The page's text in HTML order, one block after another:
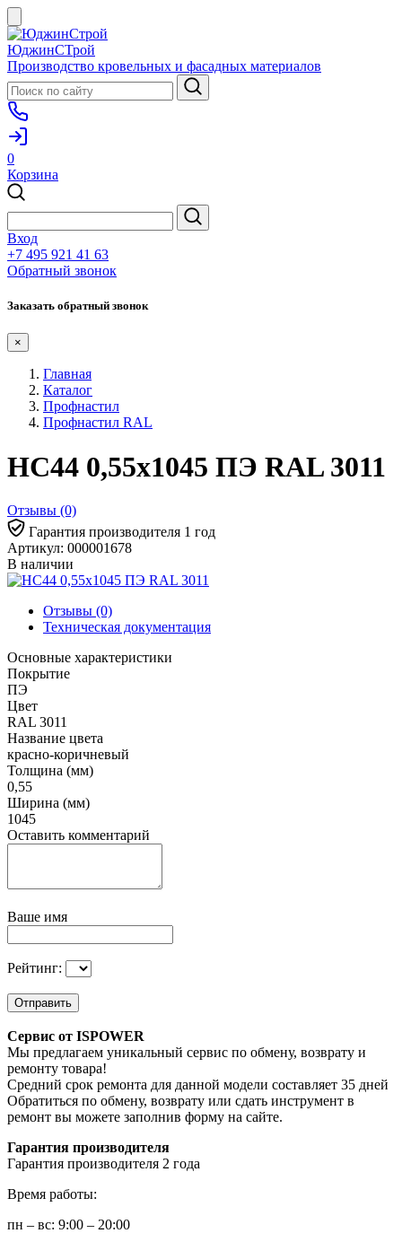
ЮджинСТрой
Производство кровельных и фасадных материалов
0
Корзина
Вход
+7 495 921 41 63
Обратный звонок
Заказать обратный звонок
×
Главная
Каталог
Профнастил
Профнастил RAL
НС44 0,55x1045 ПЭ RAL 3011
Отзывы (0)
Гарантия производителя 1 год
Артикул: 000001678
В наличии
Отзывы (0)
Техническая документация
Основные характеристики
Покрытие
ПЭ
Цвет
RAL 3011
Название цвета
красно-коричневый
Толщина (мм)
0,55
Ширина (мм)
1045
Оставить комментарий
Ваше имя
Рейтинг:
Отправить
Сервис от ISPOWER
Мы предлагаем уникальный сервис по обмену, возврату и
ремонту товара!
Средний срок ремонта для данной модели составляет 35 дней
Обратиться по обмену, возврату или сдать инструмент в
ремонт вы можете заполнив форму на сайте.
Гарантия производителя
Гарантия производителя 2 года
Время работы:
пн – вс: 9:00 – 20:00